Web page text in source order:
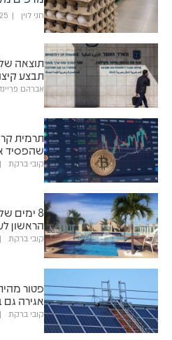
חני לוין
תוצאה
תבצע קיצוץ של 3
אברהם
שהפסיד
קובי ברקת
8 ימים
הראשון
קובי ברקת
פטור
אגירה גם
קובי ברקת